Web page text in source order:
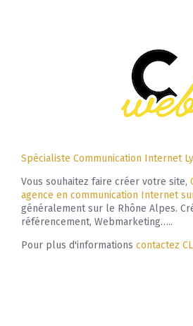
Spécialiste Communication Internet
Vous souhaitez faire créer votre site,
agence en communication Internet
généralement sur le Rhône Alpes.
référencement, Webmarketing…..
Pour plus d'informations contactez